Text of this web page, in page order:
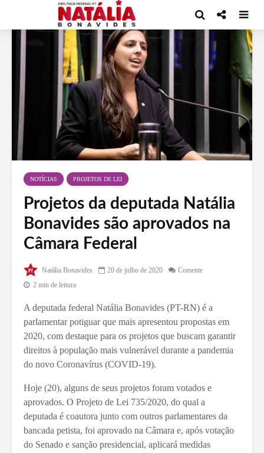
NOTÍCIAS PROJETOS DE LEI
Projetos da deputada Natália
Bonavides são aprovados na
Câmara Federal
Natália Bonavides 20 de julho de 2020
Comente
2 min de leitura
A deputada federal Natália Bonavides (PT-RN) é a
parlamentar potiguar que mais apresentou propostas em
2020, com destaque para os projetos que buscam garantir
direitos à população mais vulnerável durante a pandemia
do novo Coronavírus (COVID-19).
Hoje (20), alguns de seus projetos foram votados e
aprovados. O Projeto de Lei 735/2020, do qual a
deputada é coautora junto com outros parlamentares da
bancada petista, foi aprovado na Câmara e, após votação
do Senado e sanção presidencial, aplicará medidas